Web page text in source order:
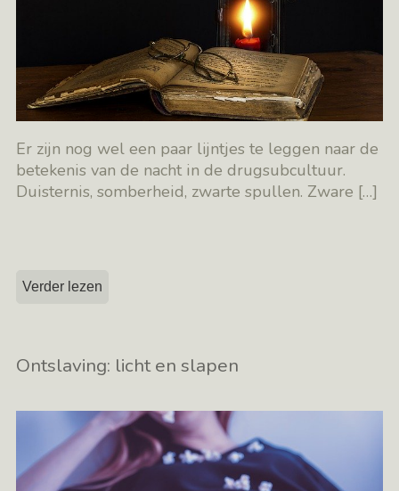
Er zijn nog wel een paar lijntjes te leggen naar de
betekenis van de nacht in de drugsubcultuur.
Duisternis, somberheid, zwarte spullen. Zware […]
Verder lezen
Ontslaving: licht en slapen